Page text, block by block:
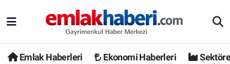
Emlak Haberleri Ekonomi Haberleri